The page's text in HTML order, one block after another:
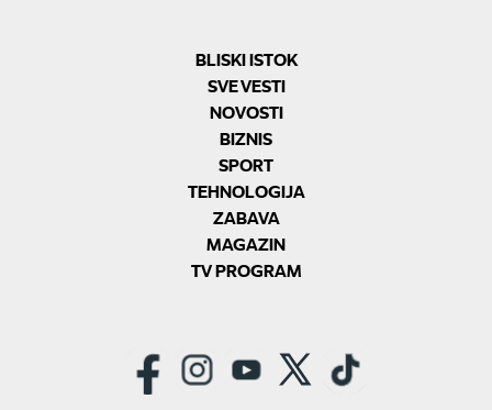
BLISKI ISTOK
SVE VESTI
NOVOSTI
BIZNIS
SPORT
TEHNOLOGIJA
ZABAVA
MAGAZIN
TV PROGRAM